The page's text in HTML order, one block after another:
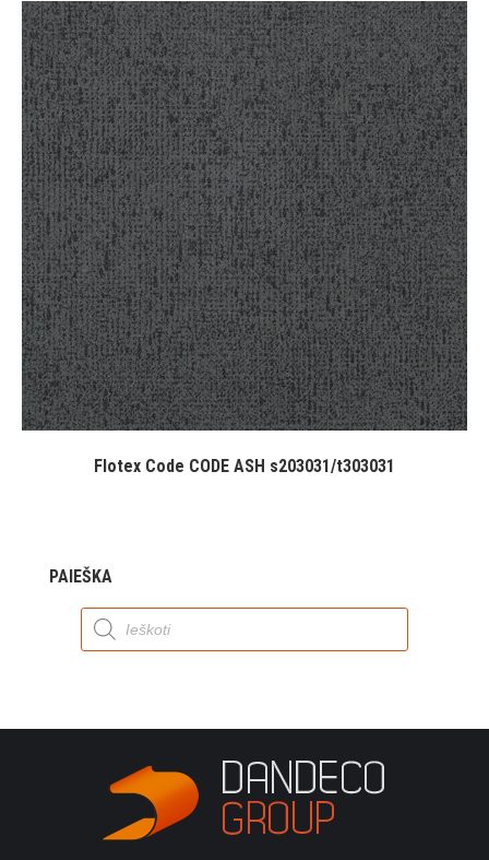
Flotex Code CODE ASH s203031/t303031
PAIEŠKA
Products
search